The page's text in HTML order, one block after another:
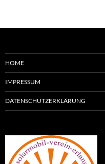
HOME
IMPRESSUM
DATENSCHUTZERKLÄRUNG